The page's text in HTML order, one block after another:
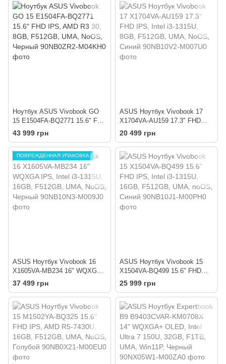
Ноутбук ASUS Vivobook GO
15 E1504FA-BQ2771 15.6" FHD
IPS, AMD R3 30, 8GB,
F512GB, UMA, NoOS, Черный
43 999 грн
ASUS Ноутбук Vivobook 17
X1704VA-AU159 17.3" FHD
IPS, Intel i3-1315U, 8GB,
F512GB, UMA, NoOS, Синий
20 499 грн
ПОВРЕЖДЕННАЯ УПАКОВКА
ASUS Ноутбук Vivobook 16
X1605VA-MB234 16" WQXGA
IPS, Intel i3-1315U, 16GB,
F512GB, UMA, NoOS, Черный
37 499 грн
ASUS Ноутбук Vivobook 15
X1504VA-BQ499 15.6" FHD
IPS, Intel i3-1315U, 16GB,
F512GB, UMA, noOS, Синий
25 999 грн